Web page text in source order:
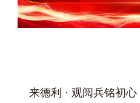
来德利 · 观阅兵铭初